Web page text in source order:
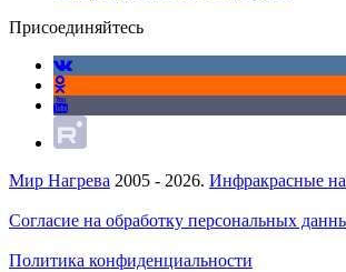
Присоединяйтесь
Мир Нагрева 2005 - 2026. Инфракрасные
Согласие на обработку персональных
Политика конфиденциальности